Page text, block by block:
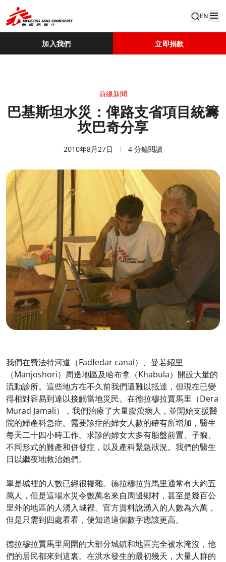
EN
加入我們 立即捐款
前線新聞
巴基斯坦水災：俾路支省項目統籌
坎巴奇分享
2010年8月27日 4 分鐘閱讀
我們在費法特河道（Fadfedar canal）、曼若紹里
（Manjoshori）周邊地區及哈布拿（Khabula）開設大量的
流動診所。這些地方在不久前我們還難以抵達，但現在已變
得相對容易到達以接觸當地災民。在德拉穆拉賈馬里（Dera
Murad Jamali），我們治療了大量腹瀉病人，並開始支援醫
院的婦產科急症。需要診症的婦女人數的確有所增加，醫生
每天二十四小時工作。求診的婦女大多有胎盤前置、子癇、
不同形式的難產和併發症，以及產科緊急狀況。我們的醫生
日以繼夜地救治她們。
單是城裡的人數已經很複雜。德拉穆拉賈馬里通常有大約五
萬人，但是這場水災令數萬名來自周邊鄉村，甚至是幾百公
里外的地區的人湧入城裡。官方資料說湧入的人數為六萬，
但是只需到四處看看，便知道這個數字應該更高。
德拉穆拉賈馬里周圍的大部分城鎮和地區完全被水淹沒，他
們的居民都來到這裏。在洪水發生的最初幾天，大量人群的